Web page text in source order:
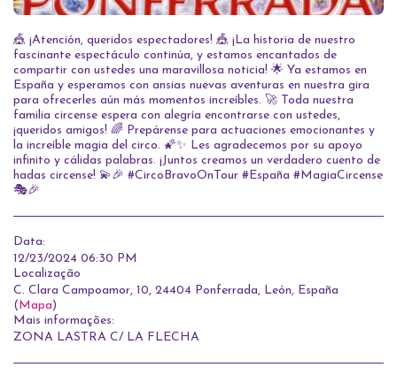
🎪 ¡Atención, queridos espectadores! 🎪 ¡La historia de nuestro
fascinante espectáculo continúa, y estamos encantados de
compartir con ustedes una maravillosa noticia! 🌟 Ya estamos en
España y esperamos con ansias nuevas aventuras en nuestra gira
para ofrecerles aún más momentos increíbles. 🚀 Toda nuestra
familia circense espera con alegría encontrarse con ustedes,
¡queridos amigos! 🌈 Prepárense para actuaciones emocionantes y
la increíble magia del circo. 🌠✨ Les agradecemos por su apoyo
infinito y cálidas palabras. ¡Juntos creamos un verdadero cuento de
hadas circense! 💫🎉 #CircoBravoOnTour #España #MagiaCircense
🎭🎉
Data:
12/23/2024 06:30 PM
Localização
C. Clara Campoamor, 10, 24404 Ponferrada, León, España
(Mapa)
Mais informações:
ZONA LASTRA C/ LA FLECHA